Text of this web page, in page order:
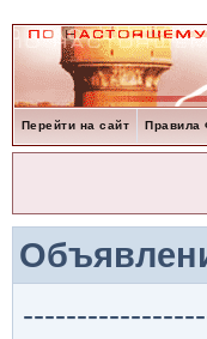
Перейти на сайт Правила